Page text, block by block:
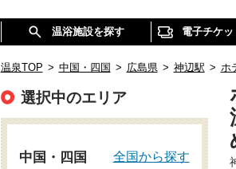
温浴施設を探す 電子チケ
温泉TOP > 中国・四国 > 広島県 > 神辺駅 > ホ
選択中のエリア
中国・四国 全国から探す